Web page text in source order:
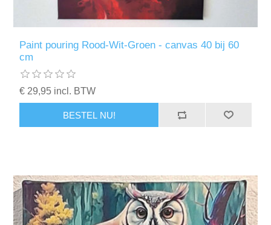
Paint pouring Rood-Wit-Groen - canvas 40 bij 60
cm
€ 29,95 incl. BTW
BESTEL NU!